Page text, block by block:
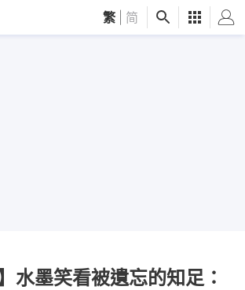
繁 简
水墨笑看被遺忘的知足：